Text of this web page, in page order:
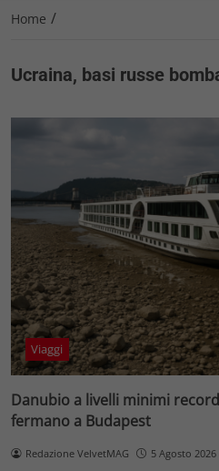
Home /
Ucraina, basi russe
Viaggi
Danubio a livelli minimi
fermano a Budapest
Redazione VelvetMAG 5 Agosto 2026